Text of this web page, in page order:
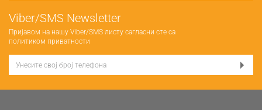
Viber/SMS Newsletter
Пријавом на нашу Viber/SMS листу сагласни сте са
политиком приватности